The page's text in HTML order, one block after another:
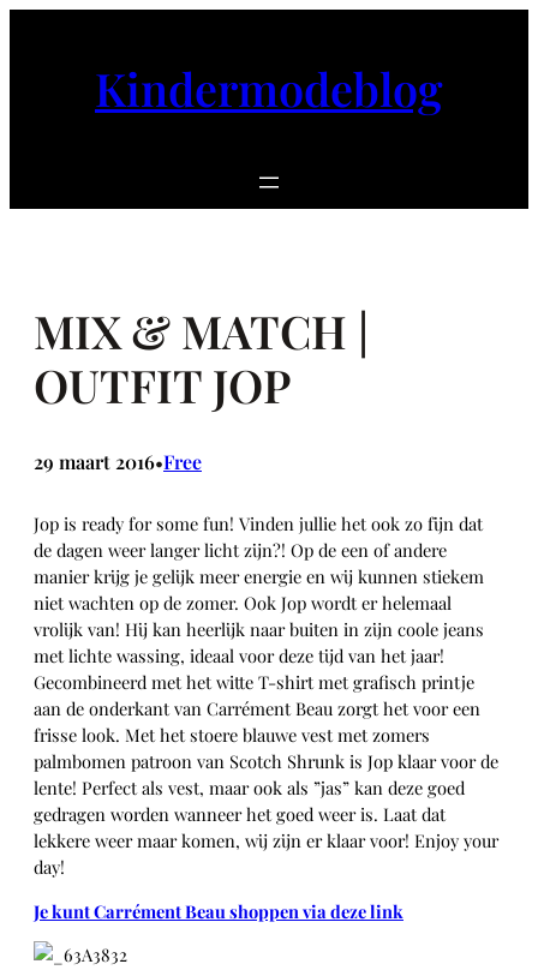
Kindermodeblog
MIX & MATCH |
OUTFIT JOP
29 maart 2016•Free
Jop is ready for some fun! Vinden jullie het ook zo fijn dat
de dagen weer langer licht zijn?! Op de een of andere
manier krijg je gelijk meer energie en wij kunnen stiekem
niet wachten op de zomer. Ook Jop wordt er helemaal
vrolijk van! Hij kan heerlijk naar buiten in zijn coole jeans
met lichte wassing, ideaal voor deze tijd van het jaar!
Gecombineerd met het witte T-shirt met grafisch printje
aan de onderkant van Carrément Beau zorgt het voor een
frisse look. Met het stoere blauwe vest met zomers
palmbomen patroon van Scotch Shrunk is Jop klaar voor de
lente! Perfect als vest, maar ook als ”jas” kan deze goed
gedragen worden wanneer het goed weer is. Laat dat
lekkere weer maar komen, wij zijn er klaar voor! Enjoy your
day!
Je kunt Carrément Beau shoppen via deze link